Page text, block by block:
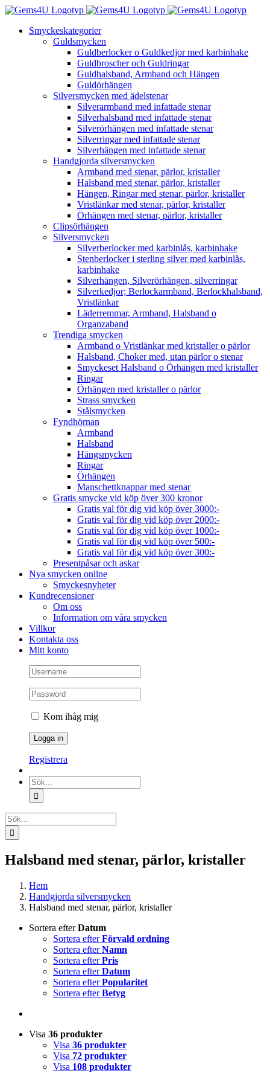
Fortsätt
innehålletSmyckeskategorier
Guldsmycken
Guldberlocker o Guldkedjor med karbinhake
Guldbroscher och Guldringar
Guldhalsband, Armband och Hängen
Guldörhängen
Silversmycken med ädelstenar
Silverarmband med infattade stenar
Silverhalsband med infattade stenar
Silverörhängen med infattade stenar
Silverringar med infattade stenar
Silverhängen med infattade stenar
Handgjorda silversmycken
Armband med stenar, pärlor, kristaller
Halsband med stenar, pärlor, kristaller
Hängen, Ringar med stenar, pärlor, kristaller
Vristlänkar med stenar, pärlor, kristaller
Örhängen med stenar, pärlor, kristaller
Clipsörhängen
Silversmycken
Silverberlocker med karbinlås, karbinhake
Stenberlocker i sterling silver med karbinlås,
karbinhake
Silverhängen, Silverörhängen, silverringar
Silverkedjor; Berlockarmband, Berlockhalsband,
Vristlänkar
Läderremmar, Armband, Halsband o
Organzaband
Trendiga smycken
Armband o Vristlänkar med kristaller o pärlor
Halsband, Choker med, utan pärlor o stenar
Smyckeset Halsband o Örhängen med kristaller
Ringar
Örhängen med kristaller o pärlor
Strass smycken
Stålsmycken
Fyndhörnan
Armband
Halsband
Hängsmycken
Ringar
Örhängen
Manschettknappar med stenar
Gratis smycke vid köp över 300 kronor
Gratis val för dig vid köp över 3000:-
Gratis val för dig vid köp över 2000:-
Gratis val för dig vid köp över 1000:-
Gratis val för dig vid köp över 500:-
Gratis val för dig vid köp över 300:-
Presentpåsar och askar
Nya smycken online
Smyckesnyheter
Kundrecensioner
Om oss
Information om våra smycken
Villkor
Kontakta oss
Mitt konto
Kom ihåg mig
Registrera
Sök
efter:
Sök
efter:
Halsband med stenar, pärlor, kristaller
Hem
Handgjorda silversmycken
Halsband med stenar, pärlor, kristaller
Sortera efterDatum
Sortera efterFörvald ordning
Sortera efterNamn
Sortera efterPris
Sortera efterDatum
Sortera efterPopularitet
Sortera efterBetyg
Visa 36 produkter
Visa 36 produkter
Visa 72 produkter
Visa 108 produkter